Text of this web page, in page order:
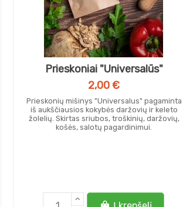
Prieskoniai "Universalūs"
2,00 €
Prieskonių mišinys "Universalus" pagaminta
iš aukščiausios kokybės daržovių ir keleto
žolelių. Skirtas sriubos, troškinių, daržovių,
košės, salotų pagardinimui.